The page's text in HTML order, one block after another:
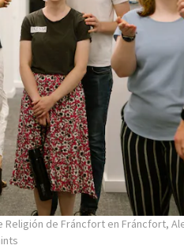
de Fráncfort en Fráncfort,